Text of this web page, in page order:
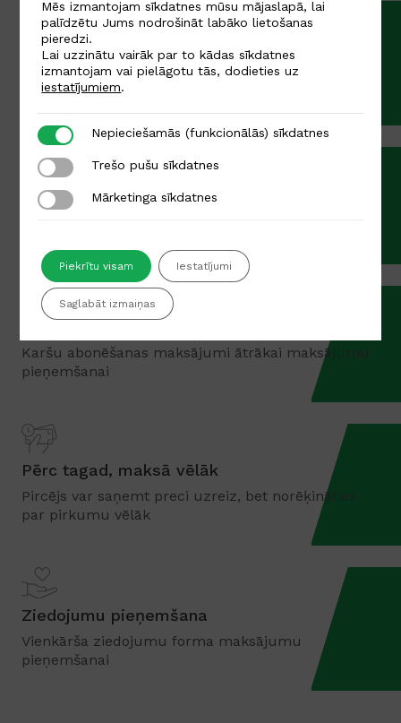
Preču atgriešana
Labākā naudas atmaksu sistēmu starp
maksājumu pakalpojuma sniedzējiem.
Maksājumu saite
Abonēšanas maksājumi
Karšu abonēšanas maksājumi ātrākai maksājumu
pieņemšanai
Pērc tagad, maksā vēlāk
Pircējs var saņemt preci uzreiz, bet norēķināties
par pirkumu vēlāk
Ziedojumu pieņemšana
Vienkārša ziedojumu forma maksājumu
pieņemšanai
Mēs izmantojam sīkdatnes mūsu mājaslapā, lai
palīdzētu Jums nodrošināt labāko lietošanas
pieredzi.
Lai uzzinātu vairāk par to kādas sīkdatnes
izmantojam vai pielāgotu tās, dodieties uz
iestatījumiem.
Nepieciešamās (funkcionālās) sīkdatnes
Nepieciešamās (funkcionālās) sīkdatnes
Trešo pušu sīkdatnes
Trešo pušu sīkdatnes
Mārketinga sīkdatnes
Mārketinga sīkdatnes
Piekrītu visam Iestatījumi
Saglabāt izmaiņas